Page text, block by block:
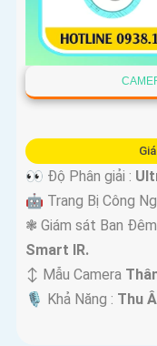
👀 Độ Phân giải :
🤖️ Trang Bị Công
❃ Giám sát Ban
Smart IR.
↕️ Mẫu Camera
️🎙 Khả Năng : Thu